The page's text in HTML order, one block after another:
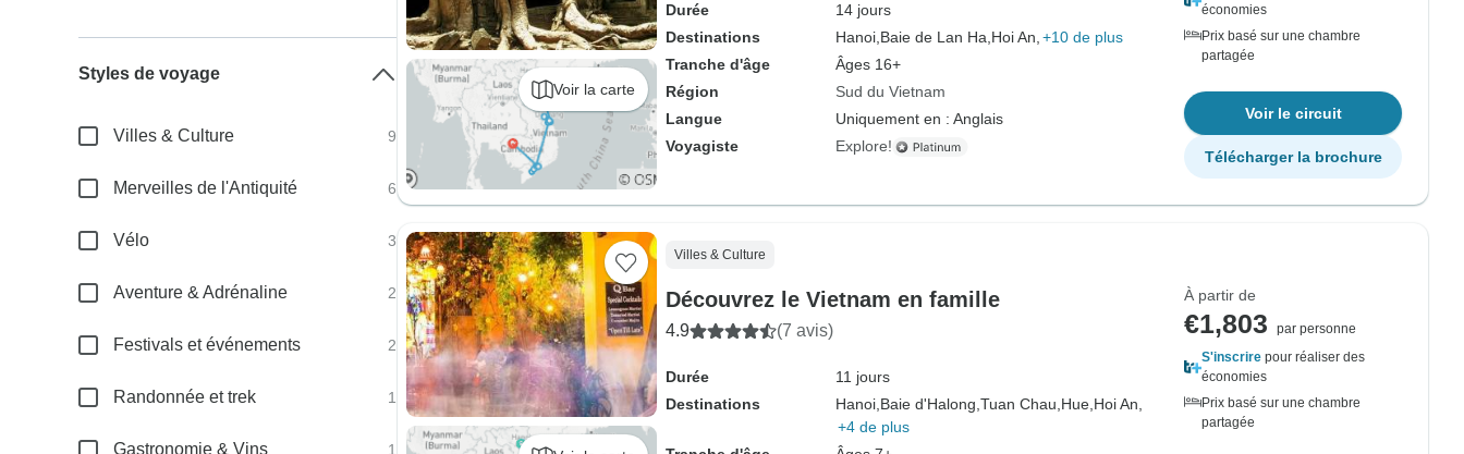
Voir la carte
Durée
14 jours
Destinations
Hanoi, Baie de Lan Ha, Hoi An, +10 de plus
Tranche d'âge
Âges 16+
Région
Sud du Vietnam
Langue
Uniquement en : Anglais
Voyagiste
Explore!
économies
Prix basé sur une chambre
partagée
Voir le circuit
Télécharger la brochure
Villes & Culture
Découvrez le Vietnam en famille
4.9 (7 avis)
Durée
11 jours
Destinations
Hanoi, Baie d'Halong, Tuan Chau, Hue, Hoi An,
+4 de plus
À partir de
€1,803
par personne
S'inscrire pour réaliser des
économies
Prix basé sur une chambre
partagée
Styles de voyage
Villes & Culture 9
Merveilles de l'Antiquité 6
Vélo 3
Aventure & Adrénaline 2
Festivals et événements 2
Randonnée et trek 1
Gastronomie & Vins 1